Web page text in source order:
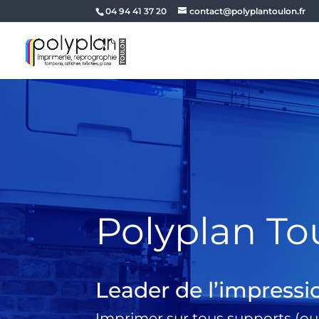
04 94 41 37 20 contact@polyplantoulon.fr
Polyplan
Leader de